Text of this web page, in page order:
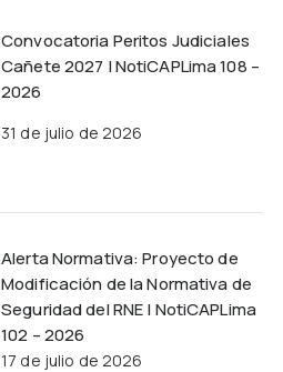
Convocatoria Peritos Judiciales
Cañete 2027 | NotiCAPLima 108 –
2026
31 de julio de 2026
Alerta Normativa: Proyecto de
Modificación de la Normativa de
Seguridad del RNE | NotiCAPLima
102 – 2026
17 de julio de 2026